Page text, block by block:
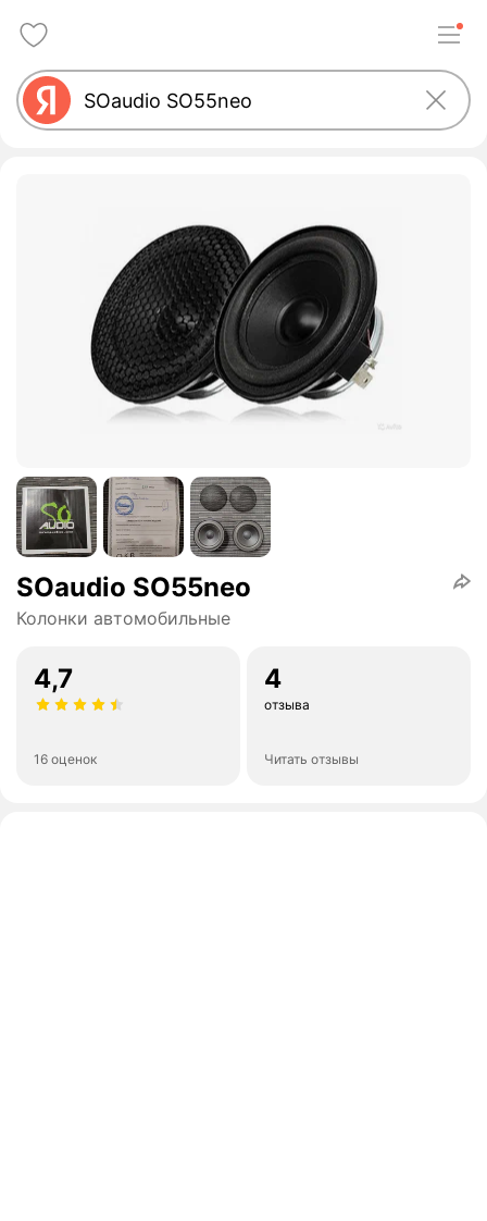
SOaudio SO55neo
Колонки автомобильные
4,7
16 оценок
4
отзыва
Читать отзывы